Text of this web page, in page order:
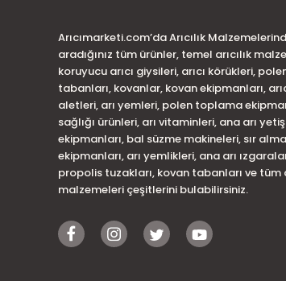
Arıcımarketi.com’da Arıcılık
aradığınız tüm ürünler, temel arıcılık
koruyucu arıcı giysileri, arıcı körükleri,
tabanları, kovanlar, kovan ekipmanları,
aletleri, arı yemleri, polen toplama
sağlığı ürünleri, arı vitaminleri, ana arı
ekipmanları, bal süzme makineleri, sır alma
ekipmanları, arı yemlikleri, ana arı
propolis tuzakları, kovan tabanları ve tüm
malzemeleri çeşitlerini bulabilirsiniz.